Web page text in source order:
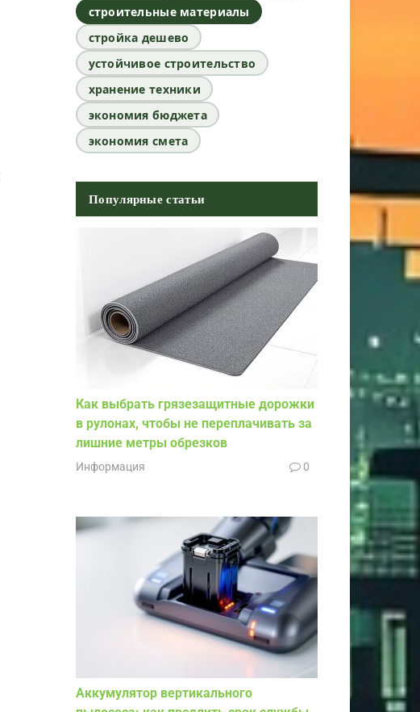
строительные материалы
стройка дешево
устойчивое строительство
хранение техники
экономия бюджета
экономия смета
Популярные статьи
Как выбрать грязезащитные дорожки
в рулонах, чтобы не переплачивать за
лишние метры обрезков
Информация 0
Аккумулятор вертикального